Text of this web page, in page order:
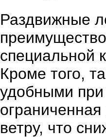
Раздвижные
специальной
Кроме того,
удобными при
ветру, что